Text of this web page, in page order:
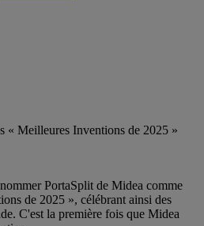
« Meilleures Inventions de 2025 »
PortaSplit de Midea comme
de 2025 », célébrant ainsi des
C'est la première fois que Midea